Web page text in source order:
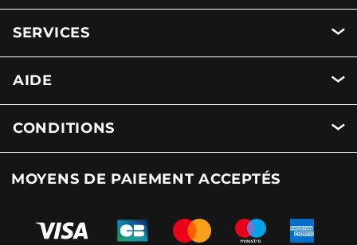
SERVICES
AIDE
CONDITIONS
MOYENS DE PAIEMENT ACCEPTÉS